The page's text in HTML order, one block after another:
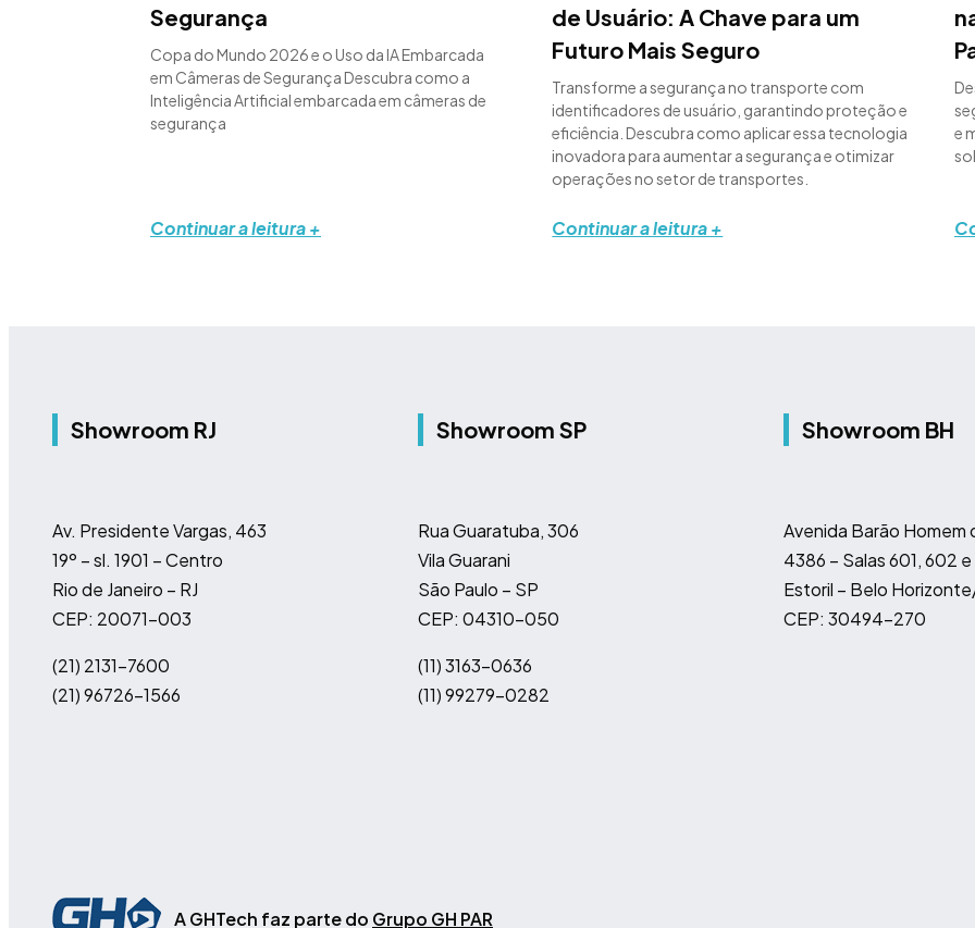
Segurança
Copa do Mundo 2026 e o Uso da IA Embarcada
em Câmeras de Segurança Descubra como a
Inteligência Artificial embarcada em câmeras de
segurança
Continuar a leitura +
de Usuário: A Chave para um
Futuro Mais Seguro
Transforme a segurança no transporte com
identificadores de usuário, garantindo proteção e
eficiência. Descubra como aplicar essa tecnologia
inovadora para aumentar a segurança e otimizar
operações no setor de transportes.
Continuar a leitura +
e
Showroom RJ
Av. Presidente Vargas, 463
19º – sl. 1901 – Centro
Rio de Janeiro – RJ
CEP: 20071-003
(21) 2131-7600
(21) 96726-1566
Showroom SP
Rua Guaratuba, 306
Vila Guarani
São Paulo – SP
CEP: 04310-050
(11)3163-0636
(11)99279-0282
Showroom BH
Avenida Barão Homem
4386 – Salas 601, 602
Estoril – Belo
CEP: 30494-270
A GHTech faz parte do Grupo GH PAR